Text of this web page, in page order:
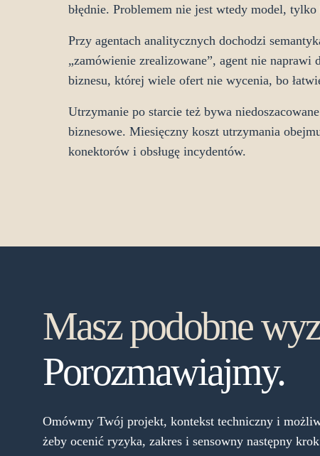
błędnie. Problemem nie jest wtedy model, tylko
Przy agentach analitycznych dochodzi
„zamówienie zrealizowane”, agent nie
biznesu, której wiele ofert nie wycenia, bo
Utrzymanie po starcie też bywa
biznesowe. Miesięczny koszt utrzymania
konektorów i obsługę incydentów.
Masz podobne
Porozmawiajmy.
Omówmy Twój projekt, kontekst techniczny i
żeby ocenić ryzyka, zakres i sensowny następny